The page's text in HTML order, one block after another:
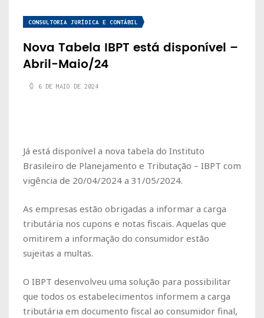
CONSULTORIA JURÍDICA E CONTÁBIL
Nova Tabela IBPT está disponível –
Abril-Maio/24
6 DE MAIO DE 2024
Já está disponível a nova tabela do Instituto
Brasileiro de Planejamento e Tributação – IBPT com
vigência de 20/04/2024 a 31/05/2024.
As empresas estão obrigadas a informar a carga
tributária nos cupons e notas fiscais. Aquelas que
omitirem a informação do consumidor estão
sujeitas a multas.
O IBPT desenvolveu uma solução para possibilitar
que todos os estabelecimentos informem a carga
tributária em documento fiscal ao consumidor final,